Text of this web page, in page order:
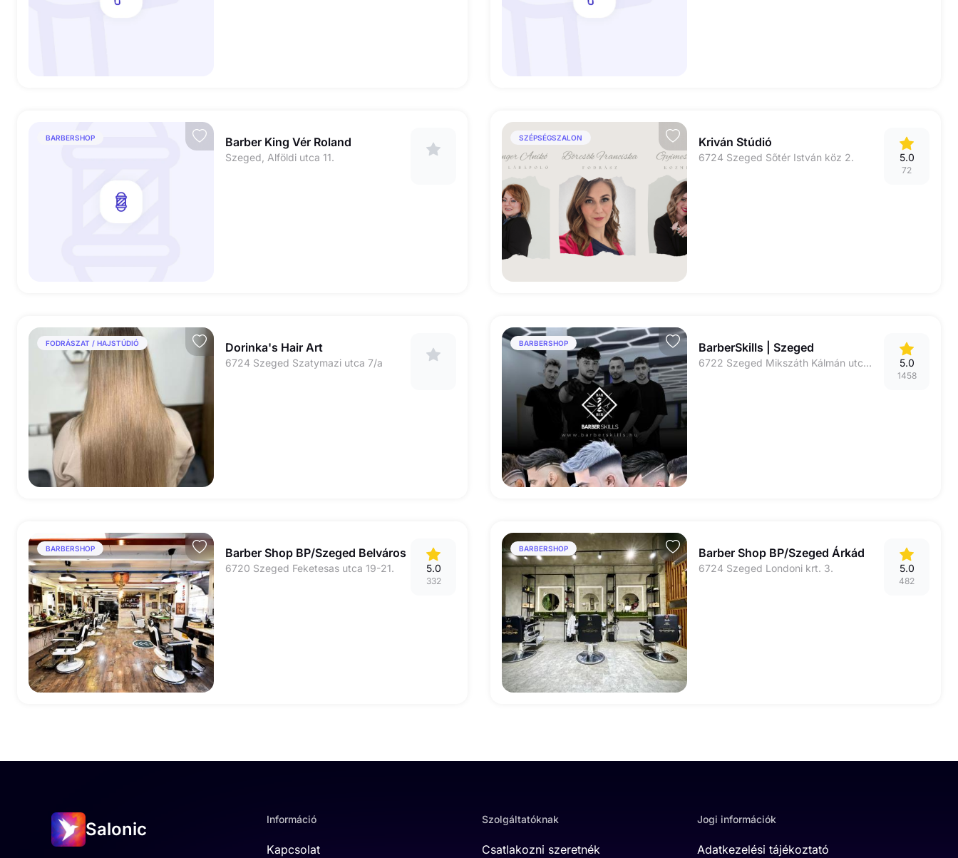
BARBERSHOP Barber King Vér Roland
Szeged, Alföldi utca 11.
SZÉPSÉGSZALON Kriván Stúdió
6724 Szeged Sőtér István köz 2. 5.0
72
FODRÁSZAT / HAJSTÚDIÓ Dorinka's Hair Art
6724 Szeged Szatymazi utca 7/a
BARBERSHOP BarberSkills | Szeged
6722 Szeged Mikszáth Kálmán utca 16. 5.0
1458
BARBERSHOP Barber Shop BP/Szeged Belváros
6720 Szeged Feketesas utca 19-21. 5.0
332
BARBERSHOP Barber Shop BP/Szeged Árkád
6724 Szeged Londoni krt. 3. 5.0
482
Salonic Információ
Kapcsolat
Szolgáltatóknak
Csatlakozni szeretnék
Jogi információk
Adatkezelési tájékoztató